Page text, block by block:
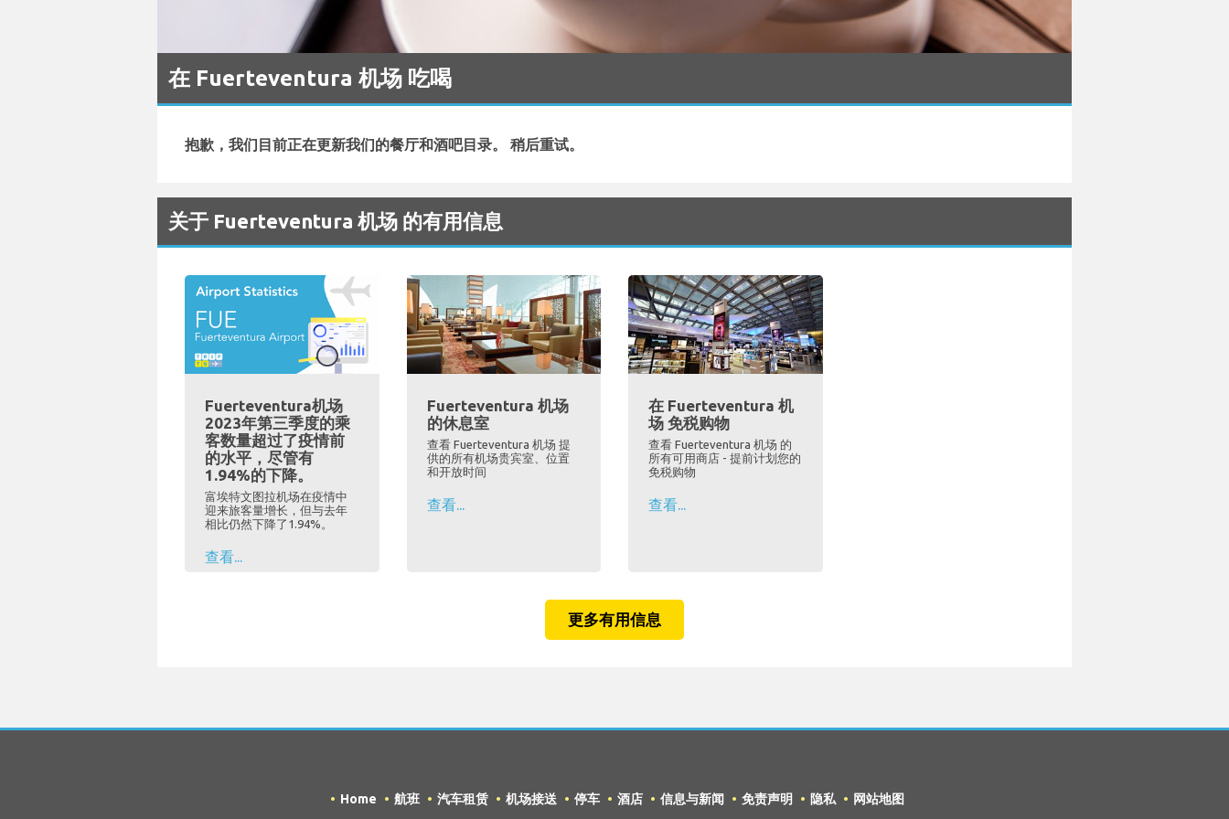
在 Fuerteventura 机场 吃喝
抱歉，我们目前正在更新我们的餐厅和酒吧目录。 稍后重试。
关于 Fuerteventura 机场 的有用信息
Fuerteventura机场
2023年第三季度的乘
客数量超过了疫情前
的水平，尽管有
1.94%的下降。
富埃特文图拉机场在疫情中
迎来旅客量增长，但与去年
相比仍然下降了1.94%。
查看...
Fuerteventura 机场
的休息室
查看 Fuerteventura 机场 提
供的所有机场贵宾室、位置
和开放时间
查看...
在 Fuerteventura 机
场 免税购物
查看 Fuerteventura 机场 的
所有可用商店 - 提前计划您的
免税购物
查看...
更多有用信息
Home 航班 汽车租赁 机场接送 停车 酒店 信息与新闻 免责声明 隐私 网站地图